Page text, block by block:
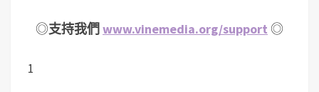
◎支持我們 www.vinemedia.org/support ◎
1